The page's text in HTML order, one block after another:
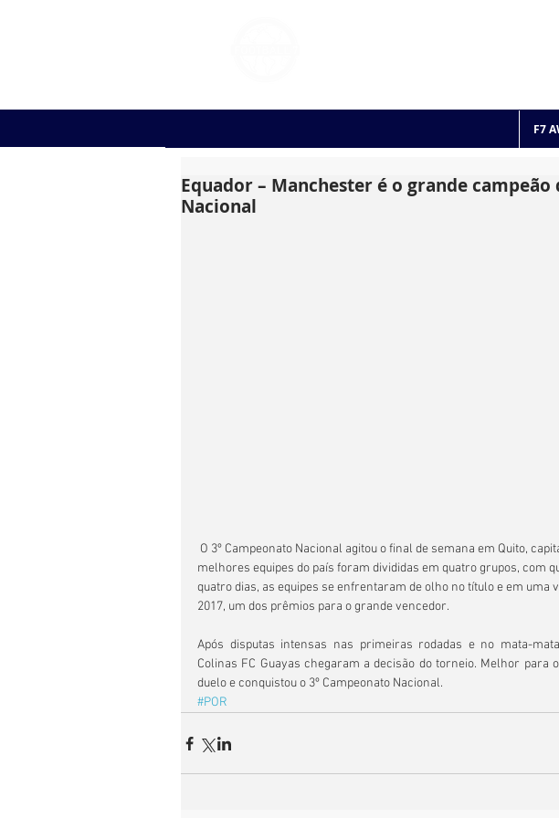
F7
Equador – Manchester é o grande campeão
Nacional
melhores equipes do país foram divididas em quatro grupos, com
quatro dias, as equipes se enfrentaram de olho no título e em uma
2017, um dos prêmios para o grande vencedor.
Após disputas intensas nas primeiras rodadas e no mata-
Colinas FC Guayas chegaram a decisão do torneio. Melhor para
duelo e conquistou o 3º Campeonato Nacional.
#POR